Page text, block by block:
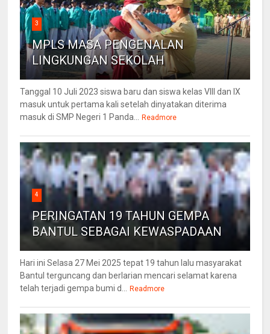
3
MPLS MASA PENGENALAN
LINGKUNGAN SEKOLAH
Tanggal 10 Juli 2023 siswa baru dan siswa kelas VIII dan IX
masuk untuk pertama kali setelah dinyatakan diterima
masuk di SMP Negeri 1 Panda... Readmore
4
PERINGATAN 19 TAHUN GEMPA
BANTUL SEBAGAI KEWASPADAAN
Hari ini Selasa 27 Mei 2025 tepat 19 tahun lalu masyarakat
Bantul terguncang dan berlarian mencari selamat karena
telah terjadi gempa bumi d... Readmore